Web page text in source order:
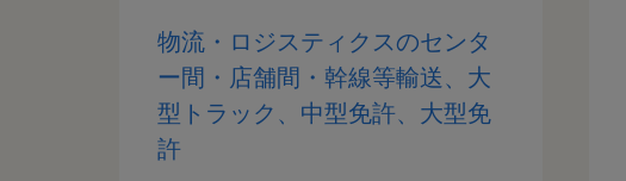
物流・ロジスティクスのセンタ
ー間・店舗間・幹線等輸送、大
型トラック、中型免許、大型免
許